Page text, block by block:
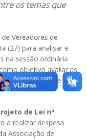
os temas que
Vereadores de
(27) para analisar e
na sessão ordinária
objetivo avaliar as
para discussão e
de Lei nº
a realizar despesa
Associação de